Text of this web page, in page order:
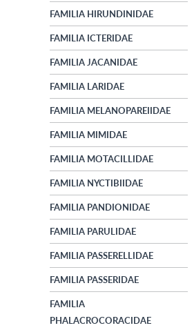
FAMILIA HIRUNDINIDAE
FAMILIA ICTERIDAE
FAMILIA JACANIDAE
FAMILIA LARIDAE
FAMILIA MELANOPAREIIDAE
FAMILIA MIMIDAE
FAMILIA MOTACILLIDAE
FAMILIA NYCTIBIIDAE
FAMILIA PANDIONIDAE
FAMILIA PARULIDAE
FAMILIA PASSERELLIDAE
FAMILIA PASSERIDAE
FAMILIA
PHALACROCORACIDAE